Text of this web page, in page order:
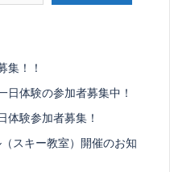
集！！
体験の参加者募集中！
体験参加者募集！
スキー教室）開催のお知